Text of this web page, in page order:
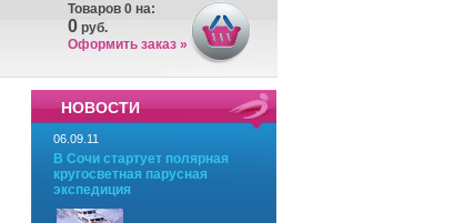
Товаров 0 на:
0 руб.
Оформить заказ »
НОВОСТИ
06.09.11
В Сочи стартует полярная
кругосветная парусная
экспедиция